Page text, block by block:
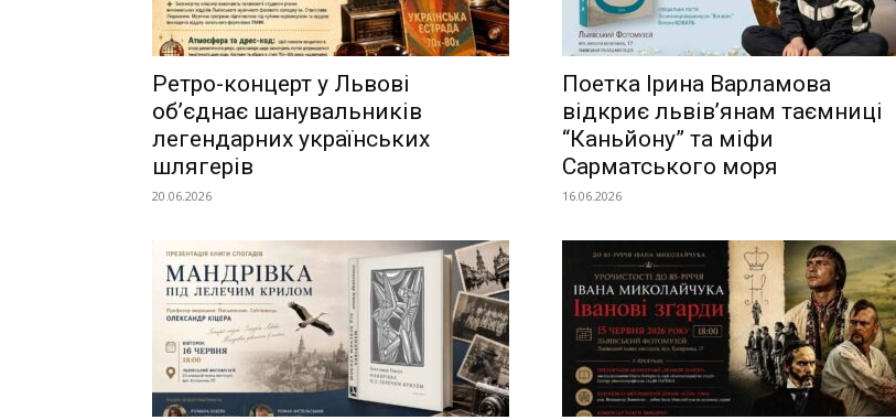
Ретро-концерт у Львові
об’єднає шанувальників
легендарних українських
шлягерів
20.06.2026
Поетка Ірина Варламова
відкриє львів’янам таємниці
“Каньйону” та міфи
Сарматського моря
16.06.2026